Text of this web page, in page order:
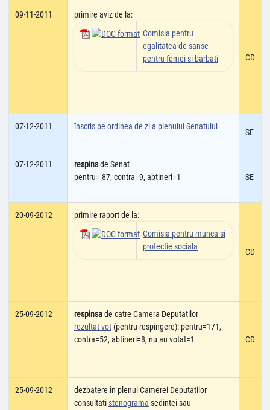
09-11-2011
primire aviz de la:
Comisia pentru
egalitatea de sanse
pentru femei si barbati
CD
07-12-2011 înscris pe ordinea de zi a plenului Senatului
SE
07-12-2011 respinsde Senat
pentru= 87, contra=9, abțineri=1
SE
20-09-2012
primire raport de la:
Comisia pentru munca si
protectie sociala
CD
25-09-2012 respinsade catre Camera Deputatilor
rezultat vot (pentru respingere): pentru=171,
contra=52, abtineri=8, nu au votat=1
CD
25-09-2012
dezbatere în plenul Camerei Deputatilor
consultatistenograma sedintei sau